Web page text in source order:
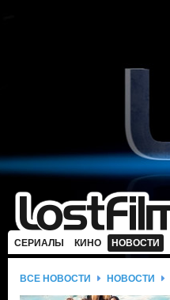
СЕРИАЛЫ КИНО НОВОСТИ
ВСЕ НОВОСТИ НОВОСТИ